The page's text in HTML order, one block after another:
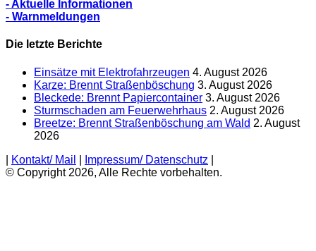
- Aktuelle Informationen
- Warnmeldungen
Die letzte Berichte
Einsätze mit Elektrofahrzeugen 4. August 2026
Karze: Brennt Straßenböschung 3. August 2026
Bleckede: Brennt Papiercontainer 3. August 2026
Sturmschaden am Feuerwehrhaus 2. August 2026
Breetze: Brennt Straßenböschung am Wald 2. August
2026
Kontakt/ Mail Impressum/ Datenschutz
© Copyright 2026, Alle Rechte vorbehalten.